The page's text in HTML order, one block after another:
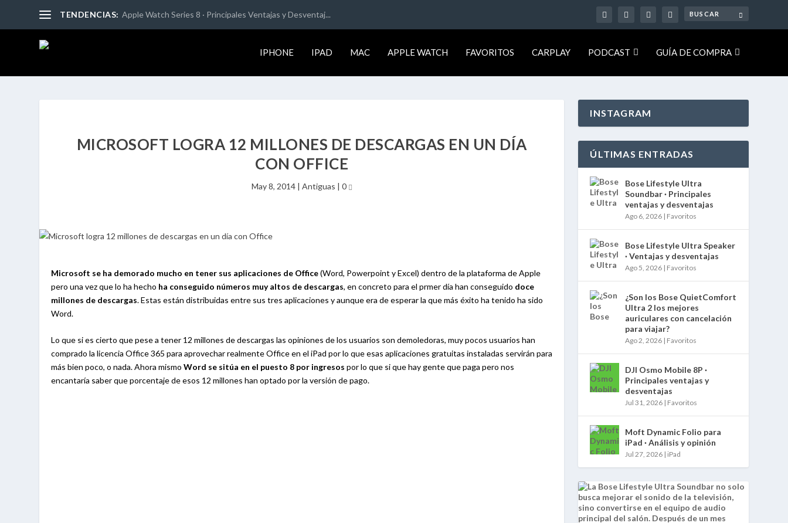
TENDENCIAS: Apple Watch Series 8 · Principales Ventajas y Desventaj...
IPHONE IPAD MAC APPLE WATCH FAVORITOS CARPLAY PODCAST GUÍA DE COMPRA
MICROSOFT LOGRA 12 MILLONES DE DESCARGAS EN UN DÍA
CON OFFICE
May 8, 2014| Antiguas | 0
Microsoft se ha demorado mucho en tener sus aplicaciones de Office(Word, Powerpoint y Excel) dentro de la plataforma de Apple
pero una vez que lo ha hecho ha conseguido números muy altos de descargas, en concreto para el prmer día han conseguido doce
millones de descargas. Estas están distribuidas entre sus tres aplicaciones y aunque era de esperar la que más éxito ha tenido ha sido
Word.
Lo que si es cierto que pese a tener 12 millones de descargas las opiniones de los usuarios son demoledoras, muy pocos usuarios han
comprado la licencia Office 365 para aprovechar realmente Office en el iPad por lo que esas aplicaciones gratuitas instaladas servirán para
más bien poco, o nada. Ahora mismoWord se sitúa en el puesto 8 por ingresos por lo que si que hay gente que paga pero nos
encantaría saber que porcentaje de esos 12 millones han optado por la versión de pago.
INSTAGRAM
ÚLTIMAS ENTRADAS
Bose Lifestyle Ultra
Soundbar · Principales
ventajas y desventajas
Ago 6, 2026 | Favoritos
Bose Lifestyle Ultra Speaker
· Ventajas y desventajas
Ago 5, 2026 | Favoritos
¿Son los Bose QuietComfort
Ultra 2 los mejores
auriculares con cancelación
para viajar?
Ago 2, 2026 | Favoritos
DJI Osmo Mobile 8P ·
Principales ventajas y
desventajas
Jul 31, 2026 | Favoritos
Moft Dynamic Folio para
iPad · Análisis y opinión
Jul 27, 2026 | iPad